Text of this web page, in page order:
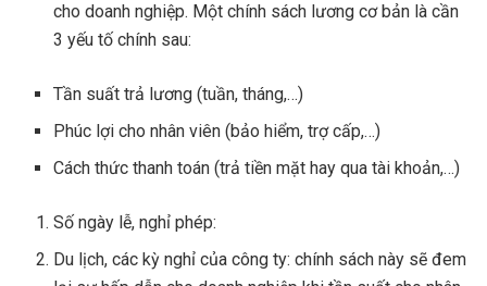
cho doanh nghiệp. Một chính sách lương cơ bản là cần
3 yếu tố chính sau:
Tần suất trả lương (tuần, tháng,…)
Phúc lợi cho nhân viên (bảo hiểm, trợ cấp,…)
Cách thức thanh toán (trả tiền mặt hay qua tài khoản,…)
Số ngày lễ, nghỉ phép:
Du lịch, các kỳ nghỉ của công ty: chính sách này sẽ đem